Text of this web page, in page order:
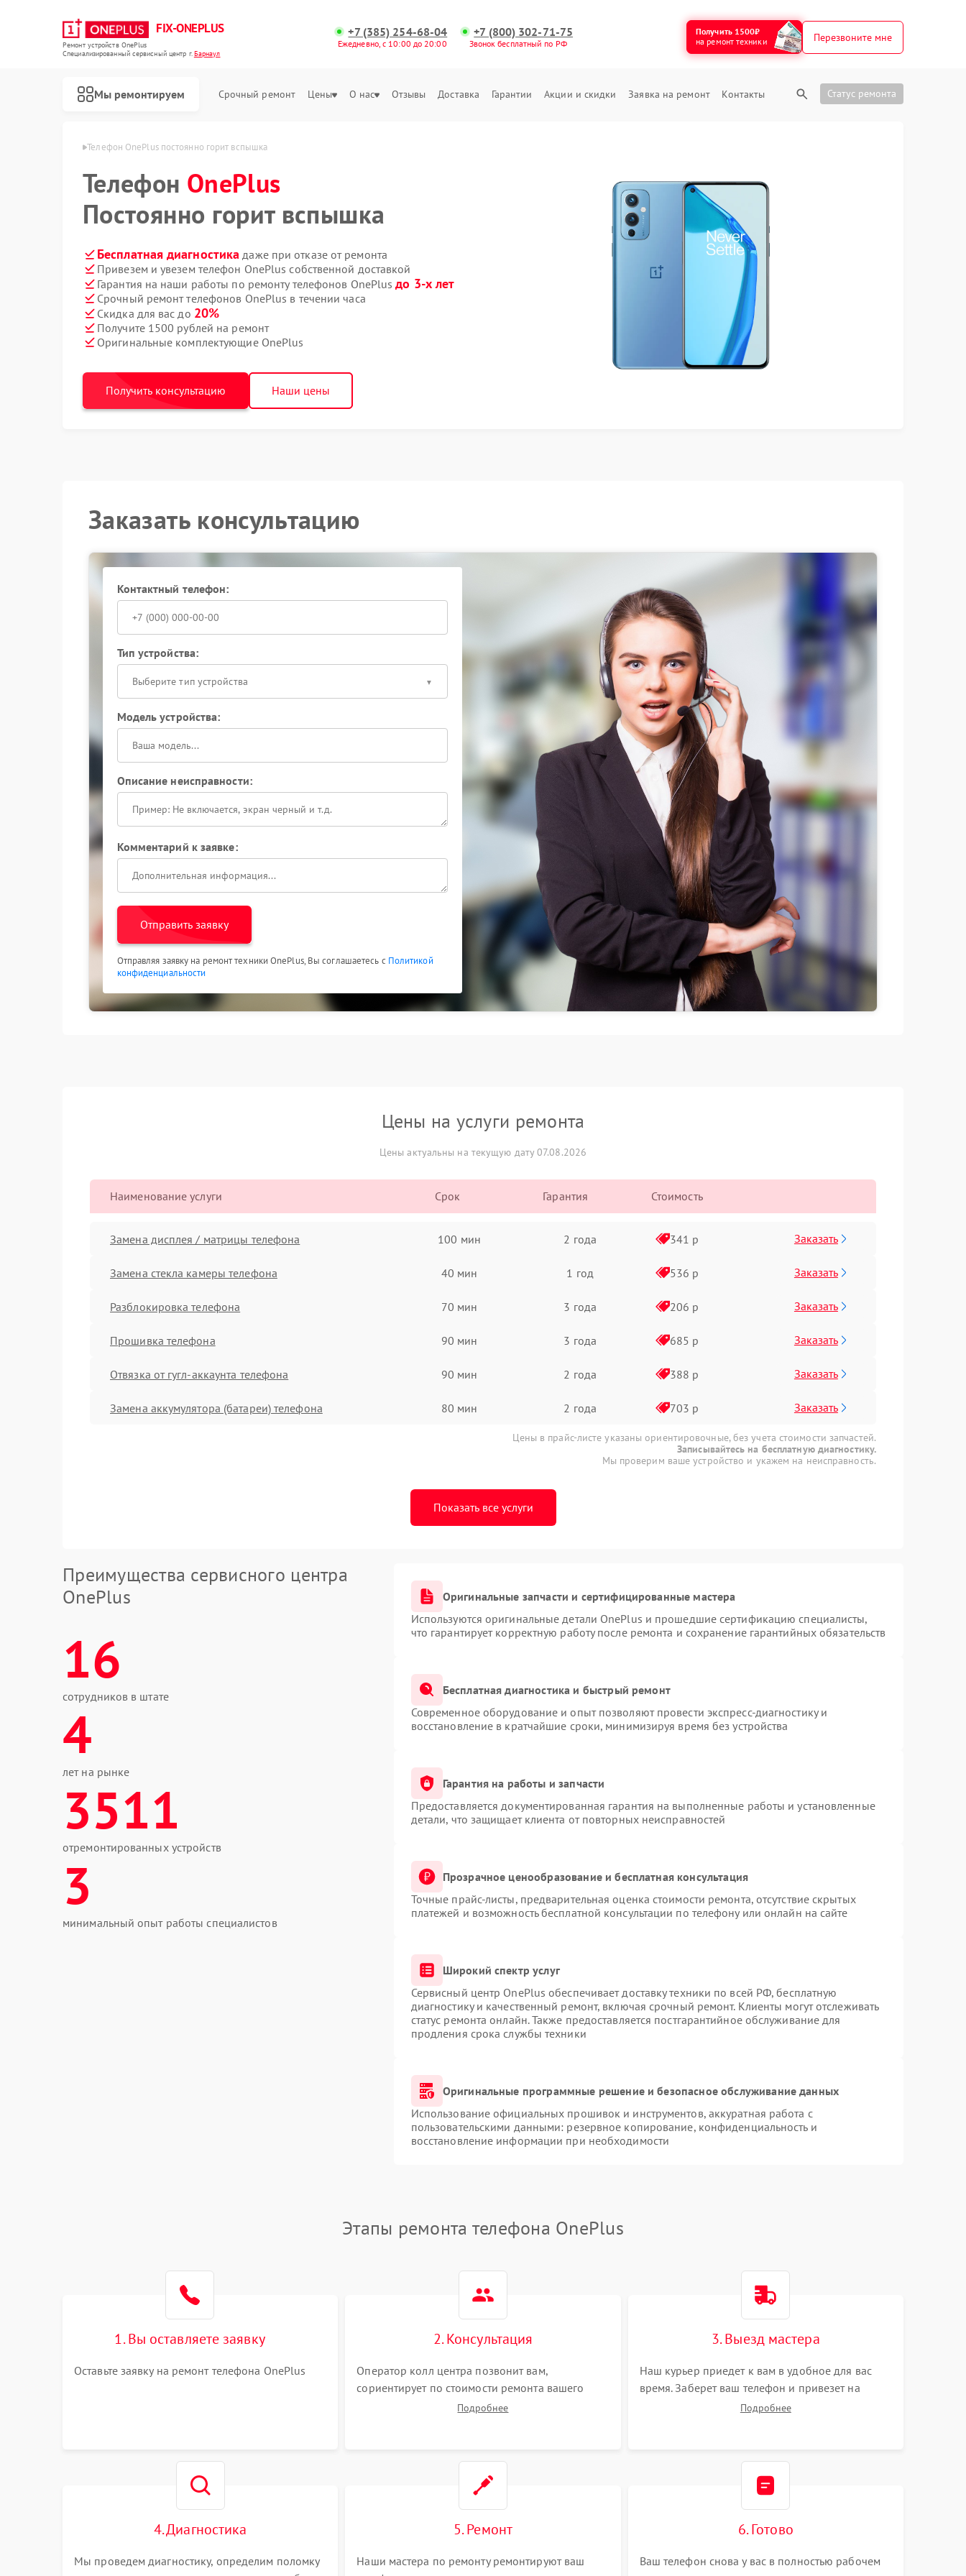
FIX-ONEPLUS
Ремонт устройств OnePlus
Специализированный cервисный центр г.Барнаул
+7 (385) 254-68-04
Ежедневно, с 10:00 до 20:00
+7 (800) 302-71-75
Звонок бесплатный по РФ
Получить 1500₽
на ремонт техники
Перезвоните мне
Мы ремонтируем Срочный ремонт Цены О нас Отзывы Доставка Гарантии Акции и скидки Заявка на ремонт Контакты Статус ремонта
в Барнауле Телефон OnePlus постоянно горит вспышка
Телефон OnePlus
Постоянно горит вспышка
Бесплатная диагностика даже при отказе от ремонта
Привезем и увезем телефон OnePlus собственной доставкой
Гарантия на наши работы по ремонту телефонов OnePlusдо 3-х лет
Срочный ремонт телефонов OnePlus в течении часа
Скидка для вас до 20%
Получите 1500 рублей на ремонт
Оригинальные комплектующие OnePlus
Получить консультацию Наши цены
Заказать консультацию
Контактный телефон:
Тип устройства:
Выберите тип устройства
Модель устройства:
Описание неисправности:
Комментарий к заявке:
Отправить заявку
Отправляя заявку на ремонт техники OnePlus, Вы соглашаетесь с Политикой
конфиденциальности
Цены на услуги ремонта
Цены актуальны на текущую дату 07.08.2026
Наименование услуги Срок Гарантия Стоимость
Замена дисплея / матрицы телефона 100 мин 2 года 341 р Заказать
Замена стекла камеры телефона 40 мин 1 год 536 р Заказать
Разблокировка телефона 70 мин 3 года 206 р Заказать
Прошивка телефона 90 мин 3 года 685 р Заказать
Отвязка от гугл-аккаунта телефона 90 мин 2 года 388 р Заказать
Замена аккумулятора (батареи) телефона 80 мин 2 года 703 р Заказать
Цены в прайс-листе указаны ориентировочные, без учета стоимости запчастей.
Записывайтесь на бесплатную диагностику.
Мы проверим ваше устройство и укажем на неисправность.
Показать все услуги
Преимущества сервисного центра
OnePlus
16
сотрудников в штате
4
лет на рынке
3511
отремонтированных устройств
3
минимальный опыт работы специалистов
Оригинальные запчасти и сертифицированные мастера
Используются оригинальные детали OnePlus и прошедшие сертификацию специалисты,
что гарантирует корректную работу после ремонта и сохранение гарантийных обязательств
Бесплатная диагностика и быстрый ремонт
Современное оборудование и опыт позволяют провести экспресс-диагностику и
восстановление в кратчайшие сроки, минимизируя время без устройства
Гарантия на работы и запчасти
Предоставляется документированная гарантия на выполненные работы и установленные
детали, что защищает клиента от повторных неисправностей
Прозрачное ценообразование и бесплатная консультация
Точные прайс-листы, предварительная оценка стоимости ремонта, отсутствие скрытых
платежей и возможность бесплатной консультации по телефону или онлайн на сайте
Широкий спектр услуг
Сервисный центр OnePlus обеспечивает доставку техники по всей РФ, бесплатную
диагностику и качественный ремонт, включая срочный ремонт. Клиенты могут отслеживать
статус ремонта онлайн. Также предоставляется постгарантийное обслуживание для
продления срока службы техники
Оригинальные программные решение и безопасное обслуживание данных
Использование официальных прошивок и инструментов, аккуратная работа с
пользовательскими данными: резервное копирование, конфиденциальность и
восстановление информации при необходимости
Этапы ремонта телефона OnePlus
1. Вы оставляете заявку
Оставьте заявку на ремонт телефона OnePlus
2. Консультация
Оператор колл центра позвонит вам,
сориентирует по стоимости ремонта вашего
телефона а также ответит на все ваши вопросы.
Подробнее
3. Выезд мастера
Наш курьер приедет к вам в удобное для вас
время. Заберет ваш телефон и привезет на
склад для диагностики.Подробнее
4. Диагностика
Мы проведем диагностику, определим поломку
5. Ремонт
Наши мастера по ремонту ремонтируют ваш
6. Готово
Ваш телефон снова у вас в полностью рабочем